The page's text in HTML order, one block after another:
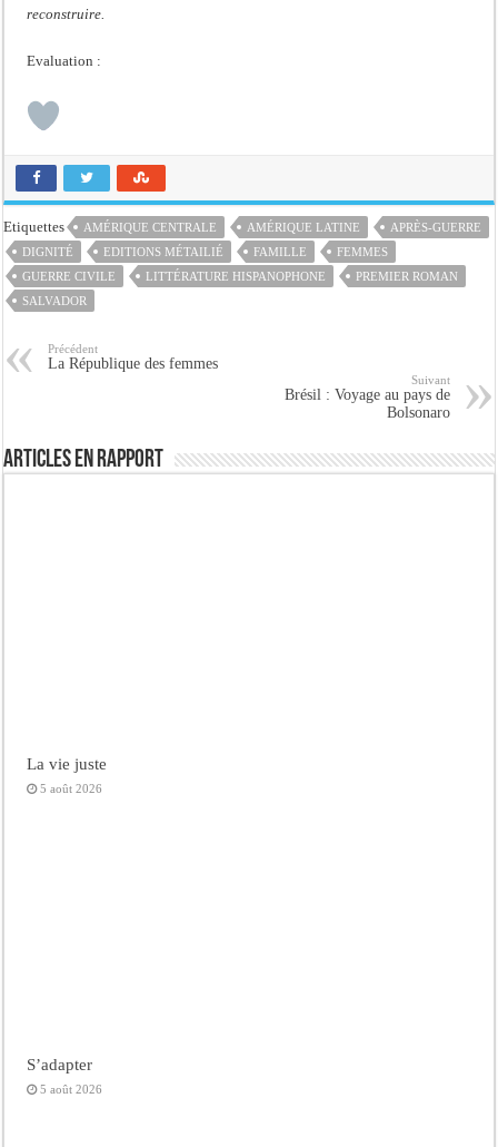
reconstruire.
Evaluation :
Etiquettes AMÉRIQUE CENTRALE AMÉRIQUE LATINE
APRÈS-GUERRE
DIGNITÉ
EDITIONS MÉTAILIÉ FAMILLE
FEMMES
GUERRE CIVILE
LITTÉRATURE HISPANOPHONE
PREMIER ROMAN
SALVADOR
Précédent
La République des femmes
Suivant
Brésil : Voyage au pays de
Bolsonaro
Articles en rapport
La vie juste
5 août 2026
S’adapter
5 août 2026